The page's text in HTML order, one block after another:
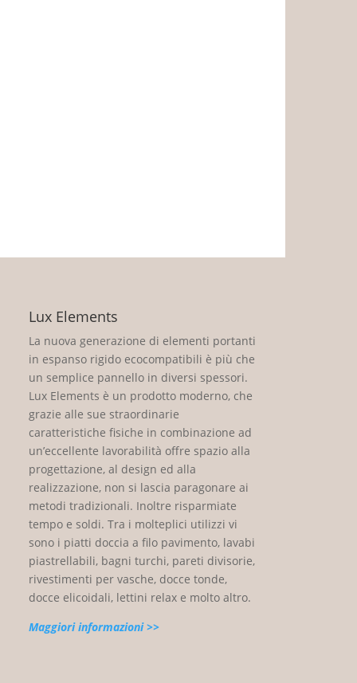
Lux Elements
La nuova generazione di elementi portanti
in espanso rigido ecocompatibili è più che
un semplice pannello in diversi spessori.
Lux Elements è un prodotto moderno, che
grazie alle sue straordinarie
caratteristiche fisiche in combinazione ad
un’eccellente lavorabilità offre spazio alla
progettazione, al design ed alla
realizzazione, non si lascia paragonare ai
metodi tradizionali. Inoltre risparmiate
tempo e soldi. Tra i molteplici utilizzi vi
sono i piatti doccia a filo pavimento, lavabi
piastrellabili, bagni turchi, pareti divisorie,
rivestimenti per vasche, docce tonde,
docce elicoidali, lettini relax e molto altro.
Maggiori informazioni >>